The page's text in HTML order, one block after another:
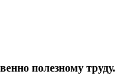
полезному труду.